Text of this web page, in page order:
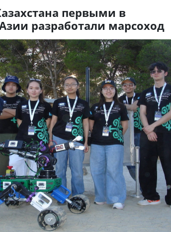
первыми в
разработали марсоход